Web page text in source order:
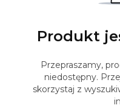
Produkt
Przepraszamy,
niedostępny.
skorzystaj z